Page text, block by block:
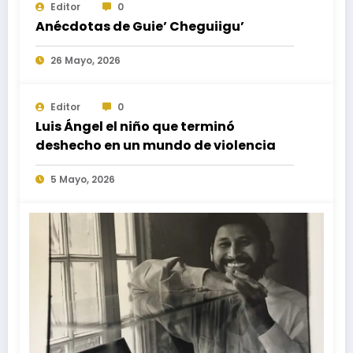
Editor 0
Anécdotas de Guie’ Cheguiigu’
26 Mayo, 2026
Editor 0
Luis Ángel el niño que terminó
deshecho en un mundo de violencia
5 Mayo, 2026